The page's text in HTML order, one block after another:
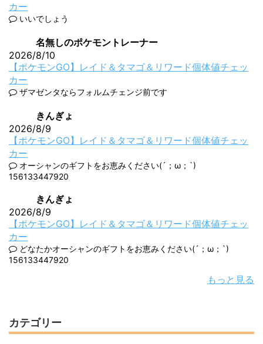
カー
いいでしょう
名無しのポケモントレーナー
2026/8/10
【ポケモンGO】レイド＆タマゴ＆リワード個体値チェッ
カー
ザマゼンタならフォルムチェンジ前です
きんぎょ
2026/8/9
【ポケモンGO】レイド＆タマゴ＆リワード個体値チェッ
カー
オーシャンのギフトをお恵みください(´；ω；`)
156133447920
きんぎょ
2026/8/9
【ポケモンGO】レイド＆タマゴ＆リワード個体値チェッ
カー
どなたかオーシャンのギフトをお恵みください(´；ω；`)
156133447920
もっと見る
カテゴリー